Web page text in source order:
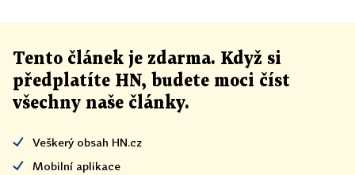
Tento článek je zdarma. Když si
předplatíte HN, budete moci číst
všechny naše články.
Veškerý obsah HN.cz
Mobilní aplikace